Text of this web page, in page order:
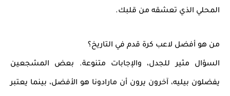
المحلي الذي تعشقه من قلبك.
من هو أفضل لاعب كرة قدم في التاريخ؟
السؤال مثير للجدل، والإجابات متنوعة. بعض المشجعين
يفضلون بيليه، آخرون يرون أن مارادونا هو الأفضل، بينما يعتبر